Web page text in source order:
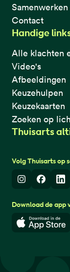
Contact
Handige
Alle klachten
Video's
Afbeeldingen
Keuzehulpen
Keuzekaarten
Zoeken op
Thuisarts
Volg Thuisarts op
Instagram
Download de app